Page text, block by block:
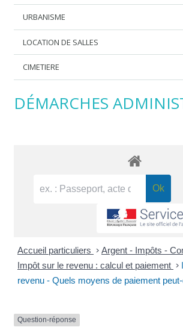
URBANISME
LOCATION DE SALLES
CIMETIERE
DÉMARCHES
Accueil particuliers > Argent - Impôts -
Impôt sur le revenu : calcul et paiement >
revenu - Quels moyens de paiement
Question-réponse